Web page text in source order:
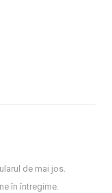
de mai jos.
în întregime.